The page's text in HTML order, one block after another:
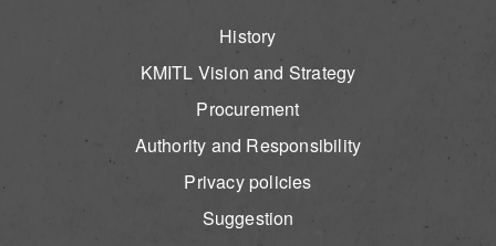
History
KMITL Vision and Strategy
Procurement
Authority and Responsibility
Privacy policies
Suggestion